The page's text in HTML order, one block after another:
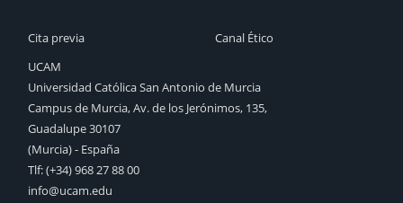
Cita previa
Canal Ético
UCAM
Universidad Católica San Antonio de Murcia
Campus de Murcia, Av. de los Jerónimos, 135,
Guadalupe 30107
(Murcia) - España
Tlf:(+34) 968 27 88 00
info@ucam.edu